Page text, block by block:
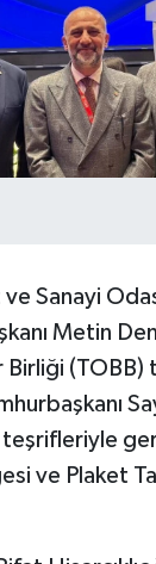
Sanayi
Metin
(TOBB)
teşrifleriyle
ve Plaket